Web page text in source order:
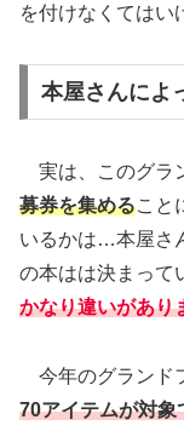
を付けなくてはい
本屋さんによ
実は、このグラ
募券を集めること
いるかは…本屋さ
の本はは決まって
かなり違いがあり
今年のグランド
70アイテムが対象